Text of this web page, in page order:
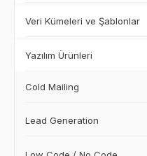
Veri Kümeleri ve Şablonlar
Yazılım Ürünleri
Cold Mailing
Lead Generation